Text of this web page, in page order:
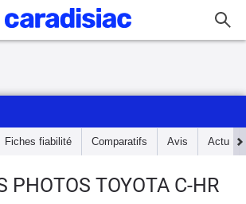
Fiches fiabilité Comparatifs Avis Actu
PHOTOS TOYOTA C-HR